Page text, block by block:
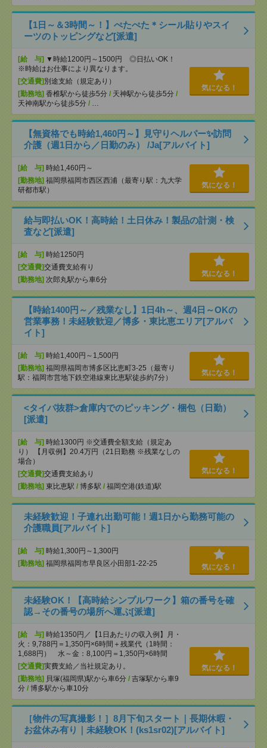
【1日～＆3時間～！】ぺたぺた＊シール貼りやスイ
ーツのトッピングなど[派遣]
[給 与] ▼時給1200円～1500円 ◎日払いOK！
※時給はお仕事により異なります。
[交通費] 別途支給（規定あり）
[勤務地] 香椎駅から徒歩5分 / 天神駅から徒歩5分 /
天神南駅から徒歩5分 / …
気になる！
【無資格でも時給1,460円～】見守りヘルパー✨訪問
介護（週1日から／日勤のみ） /Ja[アルバイト]
[給 与] 時給1,460円～
[勤務地] 福岡県福岡市西区西浦（最寄り駅：九大学
研都市駅）
気になる！
給与即払いOK！高時給！土日休み！製品の計測・検
査など[派遣]
[給 与] 時給1250円
[交通費]交通費支給有り
[勤務地] 次郎丸駅から車6分
気になる！
【時給1400円～／残業なし】1日4h～、週4日～OKの
営業事務！未経験歓迎／博多・東比恵エリア[アルバ
イト]
[給 与] 時給1,400円～1,500円
[勤務地] 福岡県福岡市博多区比恵町3-25（最寄り
駅：福岡市営地下鉄空港線東比恵駅徒歩約7分）
気になる！
<タイパ抜群>倉庫内でのピッキング・梱包（日勤）
[派遣]
[給 与] 時給1300円 ※交通費全額支給（規定あ
り） 【月収例】20.4万円（21日勤務 ※残業なしの
場合）
[交通費]交通費支給あり
[勤務地] 東比恵駅 / 博多駅 / 福岡空港(鉄道)駅
気になる！
未経験歓迎！子連れ出勤可能！週1日から勤務可能の
介護職員[アルバイト]
[給 与] 時給1,300円～1,300円
[勤務地] 福岡県福岡市早良区小田部1-22-25 気になる！
未経験OK！【高時給シンプルワーク】箱の番号を確
認→その番号の場所へ運ぶ[派遣]
[給 与] 時給1350円／【1日あたりの収入例】月・
火：9,788円＝1,350円×6時間＋残業代（1時間：
1,688円） 水～金：8,100円＝1,350円×6時間
[交通費]実費支給／当社規定あり。
[勤務地] 貝塚(福岡県)駅から車6分 / 吉塚駅から車9
分 / 博多駅から車10分
気になる！
［物件の写真撮影！］8月下旬スタート｜長期休暇・
お盆休み有り｜未経験OK！(ks1sr02)[アルバイト]